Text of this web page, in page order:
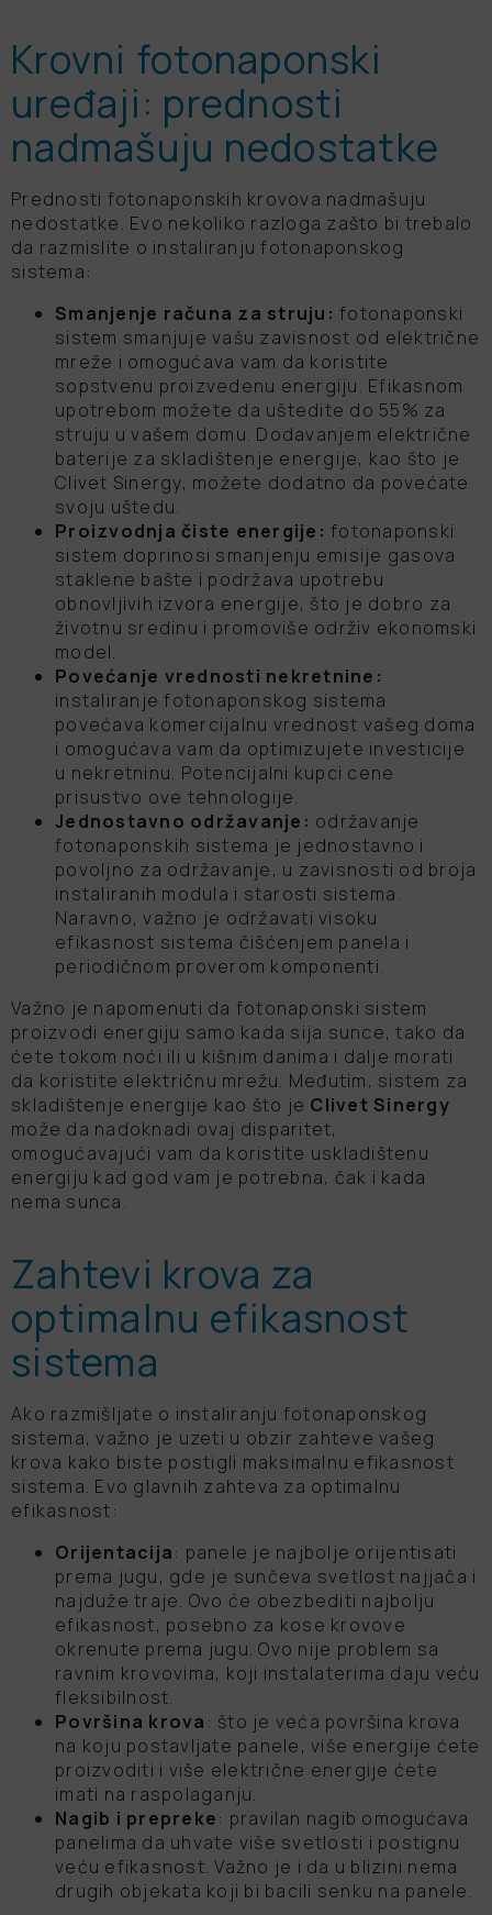
Krovni fotonaponski
uređaji: prednosti
nadmašuju nedostatke
Prednosti fotonaponskih krovova nadmašuju
nedostatke. Evo nekoliko razloga zašto bi trebalo
da razmislite o instaliranju fotonaponskog
sistema:
Smanjenje računa za struju: fotonaponski
sistem smanjuje vašu zavisnost od električne
mreže i omogućava vam da koristite
sopstvenu proizvedenu energiju. Efikasnom
upotrebom možete da uštedite do 55% za
struju u vašem domu. Dodavanjem električne
baterije za skladištenje energije, kao što je
Clivet Sinergy, možete dodatno da povećate
svoju uštedu.
Proizvodnja čiste energije: fotonaponski
sistem doprinosi smanjenju emisije gasova
staklene bašte i podržava upotrebu
obnovljivih izvora energije, što je dobro za
životnu sredinu i promoviše održiv ekonomski
model.
Povećanje vrednosti nekretnine:
instaliranje fotonaponskog sistema
povećava komercijalnu vrednost vašeg doma
i omogućava vam da optimizujete investicije
u nekretninu. Potencijalni kupci cene
prisustvo ove tehnologije.
Jednostavno održavanje: održavanje
fotonaponskih sistema je jednostavno i
povoljno za održavanje, u zavisnosti od broja
instaliranih modula i starosti sistema.
Naravno, važno je održavati visoku
efikasnost sistema čišćenjem panela i
periodičnom proverom komponenti.
Važno je napomenuti da fotonaponski sistem
proizvodi energiju samo kada sija sunce, tako da
ćete tokom noći ili u kišnim danima i dalje morati
da koristite električnu mrežu. Međutim, sistem za
skladištenje energije kao što je Clivet Sinergy
može da nadoknadi ovaj disparitet,
omogućavajući vam da koristite uskladištenu
energiju kad god vam je potrebna, čak i kada
nema sunca.
Zahtevi krova za
optimalnu efikasnost
sistema
Ako razmišljate o instaliranju fotonaponskog
sistema, važno je uzeti u obzir zahteve vašeg
krova kako biste postigli maksimalnu efikasnost
sistema. Evo glavnih zahteva za optimalnu
efikasnost:
Orijentacija: panele je najbolje orijentisati
prema jugu, gde je sunčeva svetlost najjača i
najduže traje. Ovo će obezbediti najbolju
efikasnost, posebno za kose krovove
okrenute prema jugu. Ovo nije problem sa
ravnim krovovima, koji instalaterima daju veću
fleksibilnost.
Površina krova : što je veća površina krova
na koju postavljate panele, više energije ćete
proizvoditi i više električne energije ćete
imati na raspolaganju.
Nagib i prepreke: pravilan nagib omogućava
panelima da uhvate više svetlosti i postignu
veću efikasnost. Važno je i da u blizini nema
drugih objekata koji bi bacili senku na panele.